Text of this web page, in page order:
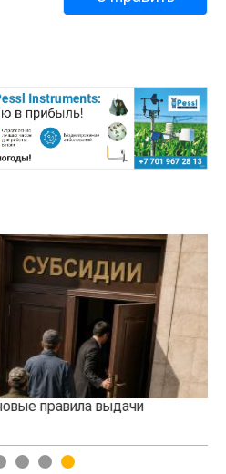
правила выдачи
3 4 5